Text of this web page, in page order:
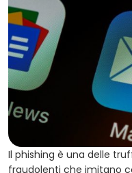
Il phishing è una delle
fraudolenti che imitano